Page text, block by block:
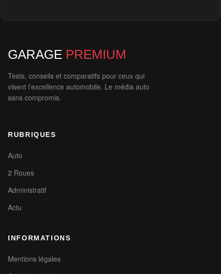
GARAGE PREMIUM
Tests, conseils et comparatifs pour ceux qui
visent l'excellence automobile. Le média auto
sans compromis.
RUBRIQUES
Auto
2 Roues
Administratif
Actu
INFORMATIONS
Mentions légales